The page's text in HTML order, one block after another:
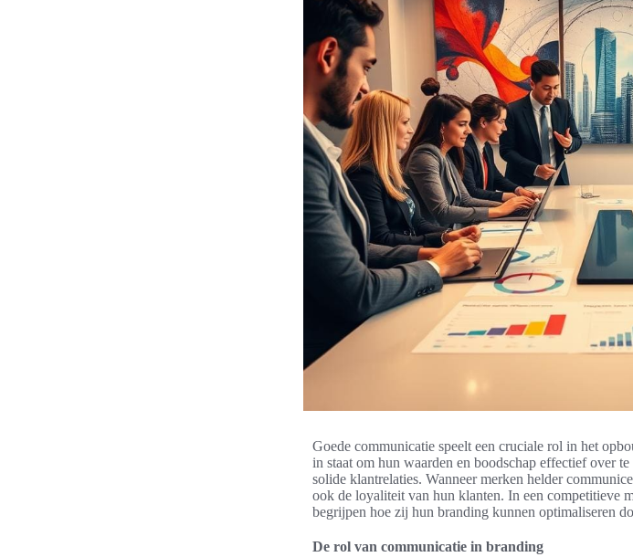
Goede communicatie speelt een cruciale rol in het
in staat om hun waarden en boodschap effectief over
solide klantrelaties. Wanneer merken helder
ook de loyaliteit van hun klanten. In een competitieve
begrijpen hoe zij hun branding kunnen optimaliseren
De rol van communicatie in branding